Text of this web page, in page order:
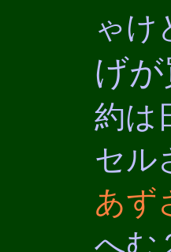
ゃけ
げが
約は
セル
あず
へむ